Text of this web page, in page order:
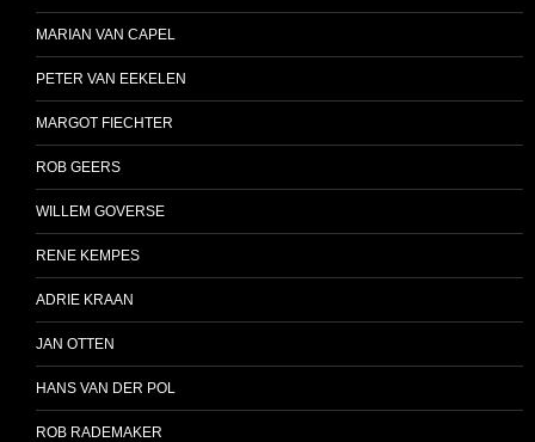
MARIAN VAN CAPEL
PETER VAN EEKELEN
MARGOT FIECHTER
ROB GEERS
WILLEM GOVERSE
RENE KEMPES
ADRIE KRAAN
JAN OTTEN
HANS VAN DER POL
ROB RADEMAKER